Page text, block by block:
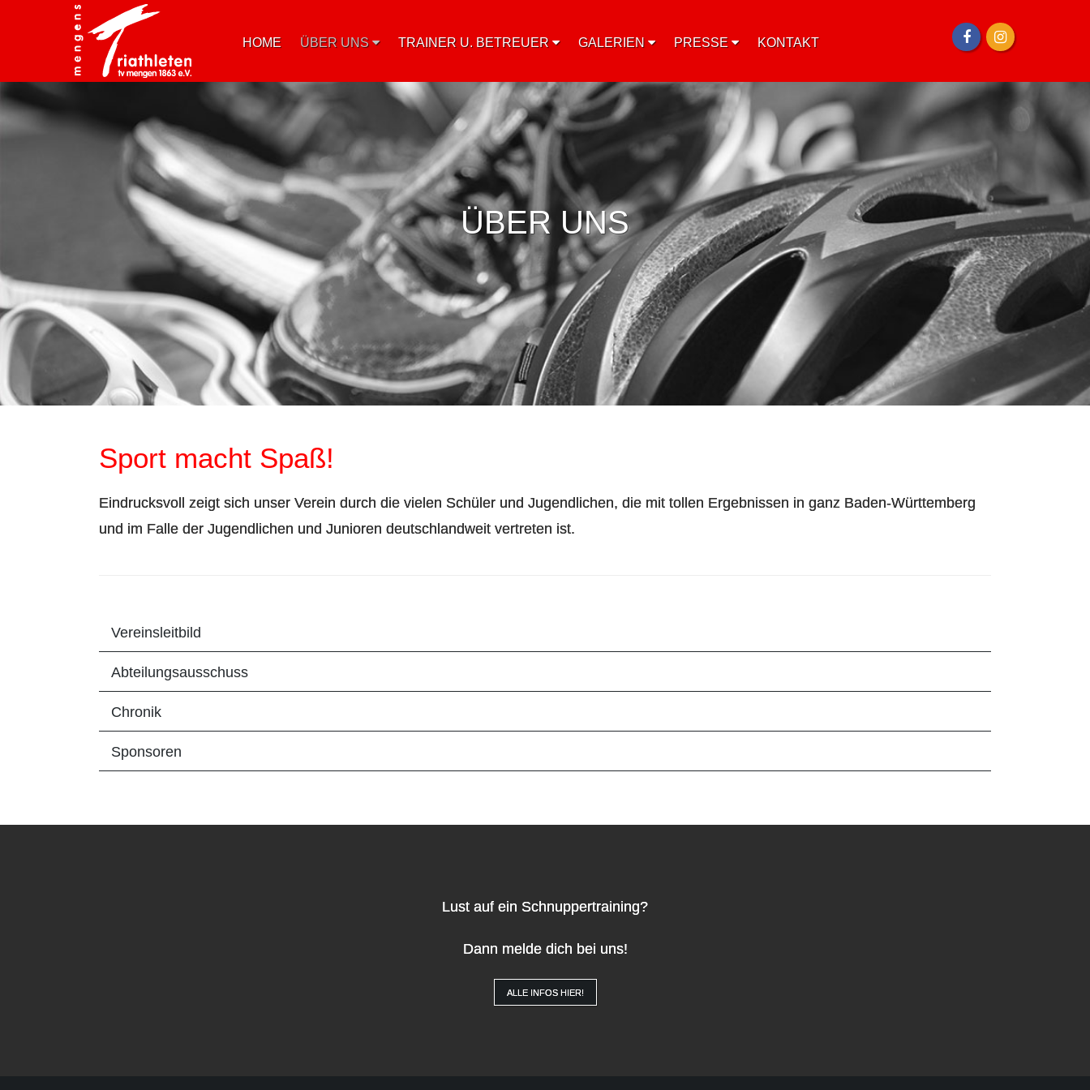
HOME ÜBER UNS TRAINER U. BETREUER GALERIEN PRESSE KONTAKT
ÜBER UNS
Sport macht Spaß!
Eindrucksvoll zeigt sich unser Verein durch die vielen Schüler und Jugendlichen, die mit tollen Ergebnissen in ganz Baden-Württemberg
und im Falle der Jugendlichen und Junioren deutschlandweit vertreten ist.
Vereinsleitbild
Abteilungsausschuss
Chronik
Sponsoren
Lust auf ein Schnuppertraining?
Dann melde dich bei uns!
ALLE INFOS HIER!